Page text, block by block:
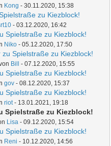
Kong - 30.11.2020, 15:38
zu Kiezblock!
- 03.12.2020, 16:42
Spielstraße zu Kiezblock!
Niko - 05.12.2020, 17:50
Spielstraße zu Kiezblock!
Bill - 07.12.2020, 15:55
Spielstraße zu Kiezblock!
gov - 08.12.2020, 15:37
Spielstraße zu Kiezblock!
riot- 13.01.2021, 19:18
Spielstraße zu Kiezblock!
Lisa - 09.12.2020, 15:54
Spielstraße zu Kiezblock!
Reni - 10.12.2020, 14:56